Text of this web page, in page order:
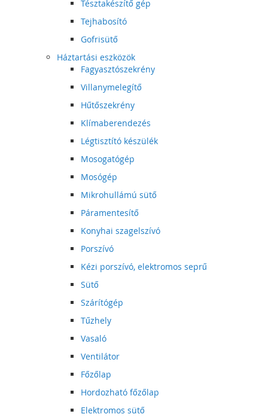
Tésztakészítő gép
Tejhabosító
Gofrisütő
Háztartási eszközök
Fagyasztószekrény
Villanymelegítő
Hűtőszekrény
Klímaberendezés
Légtisztító készülék
Mosogatógép
Mosógép
Mikrohullámú sütő
Páramentesítő
Konyhai szagelszívó
Porszívó
Kézi porszívó, elektromos seprű
Sütő
Szárítógép
Tűzhely
Vasaló
Ventilátor
Főzőlap
Hordozható főzőlap
Elektromos sütő